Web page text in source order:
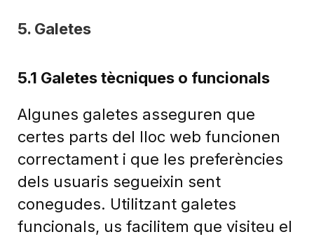
5. Galetes
5.1 Galetes tècniques o funcionals
Algunes galetes asseguren que
certes parts del lloc web funcionen
correctament i que les preferències
dels usuaris segueixin sent
conegudes. Utilitzant galetes
funcionals, us facilitem que visiteu el